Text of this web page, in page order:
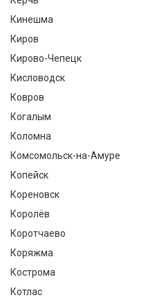
Кинешма
Киров
Кирово-Чепецк
Кисловодск
Ковров
Когалым
Коломна
Комсомольск-на-Амуре
Копейск
Кореновск
Королёв
Коротчаево
Коряжма
Кострома
Котлас